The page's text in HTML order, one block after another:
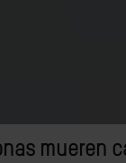
mueren